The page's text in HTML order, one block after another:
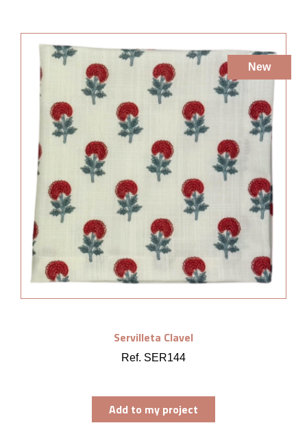
New
Servilleta Clavel
Ref. SER144
Add to my project